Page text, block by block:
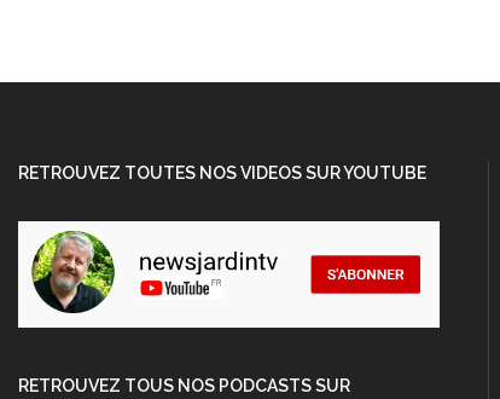
RETROUVEZ TOUTES NOS VIDEOS SUR YOUTUBE
RETROUVEZ TOUS NOS PODCASTS SUR